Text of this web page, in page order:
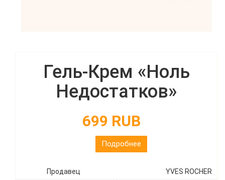
Гель-Крем «Ноль
Недостатков»
699 RUB
Подробнее
Продавец YVES ROCHER